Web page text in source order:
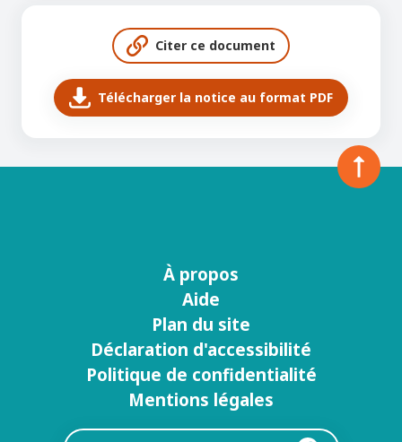
Citer ce document
Télécharger la notice au format PDF
À propos
Aide
Plan du site
Déclaration d'accessibilité
Politique de confidentialité
Mentions légales